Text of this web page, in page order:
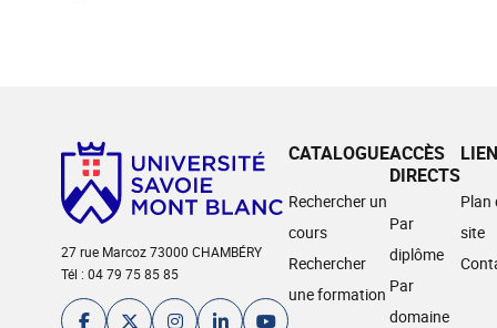
27 rue Marcoz 73000 CHAMBÉRY
Tél : 04 79 75 85 85
CATALOGUE
Rechercher un
cours
Rechercher
une formation
ACCÈS
DIRECTS
Par
diplôme
Par
domaine
Plan
site